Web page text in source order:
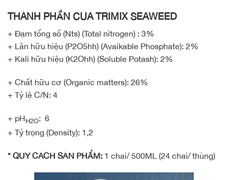
THÀNH PHẦN CỦA TRIMIX SEAWEED
+ Đạm tổng số (Nts) (Total nitrogen) : 3%
+ Lân hữu hiệu (P2O5hh) (Avaikable Phosphate): 2%
+ Kali hữu hiệu (K2Ohh) (Soluble Potash): 2%
+ Chất hữu cơ (Organic matters): 26%
+ Tỷ lệ C/N: 4
+ pHH2O: 6
+ Tỷ trọng (Density): 1,2
* QUY CÁCH SẢN PHẨM: 1 chai/ 500ML (24 chai/ thùng)